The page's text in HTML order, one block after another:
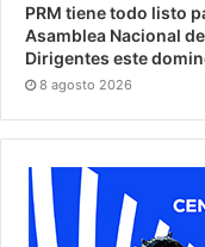
PRM tiene todo listo
Asamblea Nacional de
Dirigentes este
8 agosto 2026